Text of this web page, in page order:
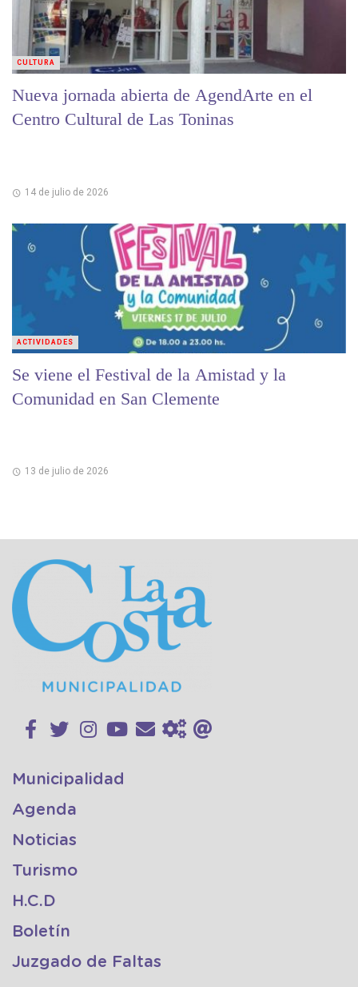
Nueva jornada abierta de AgendArte en el
Centro Cultural de Las Toninas
14 de julio de 2026
CULTURA
Se viene el Festival de la Amistad y la
Comunidad en San Clemente
13 de julio de 2026
ACTIVIDADES
Municipalidad
Agenda
Noticias
Turismo
H.C.D
Boletín
Juzgado de Faltas